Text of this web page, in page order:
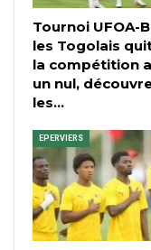
Tournoi UFOA-
les Togolais
la compétition
un nul,
les…
EPERVIERS